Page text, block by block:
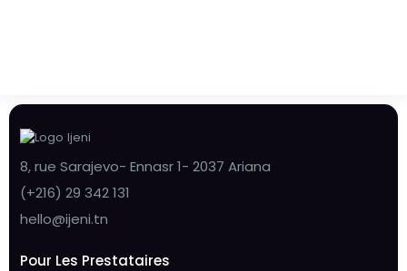
8, rue Sarajevo- Ennasr 1- 2037 Ariana
(+216) 29 342 131
hello@ijeni.tn
Pour Les Prestataires